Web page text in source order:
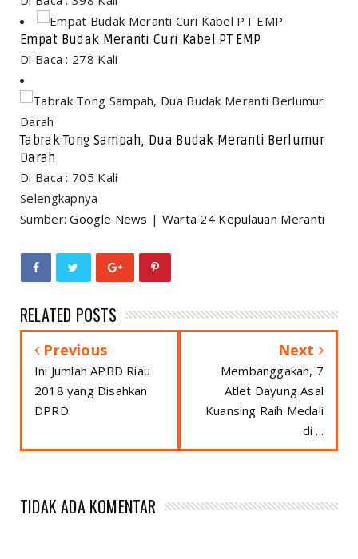
Empat Budak Meranti Curi Kabel PT EMP
Di Baca : 278 Kali
Tabrak Tong Sampah, Dua Budak Meranti Berlumur
Darah
Di Baca : 705 Kali
Selengkapnya
Sumber:Google News | Warta 24 Kepulauan Meranti
RELATED POSTS
Previous
Ini Jumlah APBD Riau
2018 yang Disahkan
DPRD
Next
Membanggakan, 7
Atlet Dayung Asal
Kuansing Raih Medali
di ...
TIDAK ADA KOMENTAR